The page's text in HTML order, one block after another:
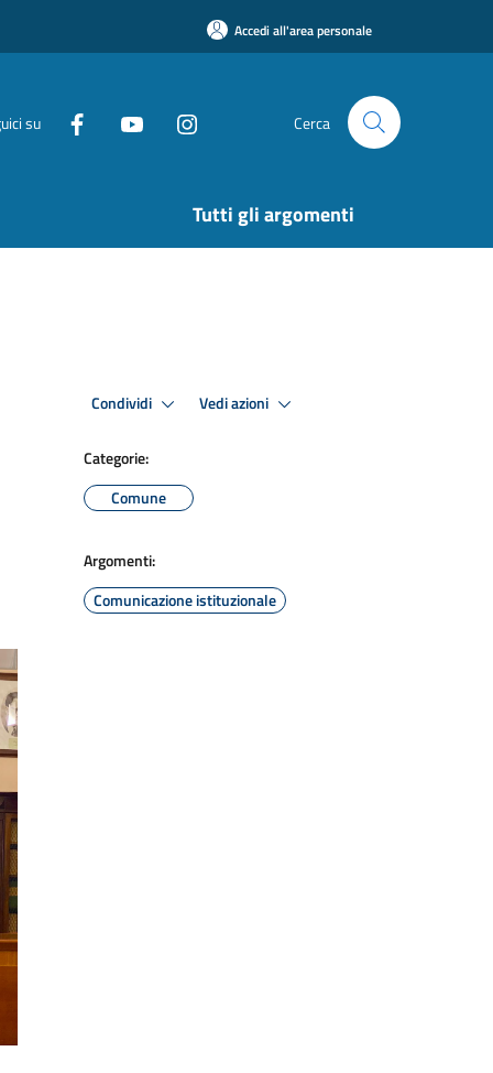
Accedi all'area personale
su Cerca
Tutti gli argomenti
Condividi Vedi azioni
Categorie:
Comune
Argomenti:
Comunicazione istituzionale